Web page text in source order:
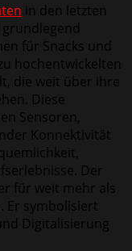
in den letzten
grundlegend
für Snacks und
hochentwickelten
die weit über ihre
Diese
Sensoren,
Konnektivität
Der
für weit mehr als
Er symbolisiert
Digitalisierung